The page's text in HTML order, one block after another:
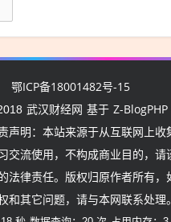
鄂ICP备18001482号-15
武汉财经网 基于 Z-BlogPHP
明：本站来源于从互联网上收
交流使用，不构成商业目的，请
法律责任。版权归原作者所有，
和其它问题，请与本网联系处理。